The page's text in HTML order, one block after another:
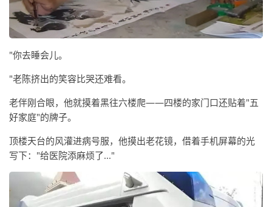
"你去睡会儿。
"老陈挤出的笑容比哭还难看。
老伴刚合眼，他就摸着黑往六楼爬——四楼的家门口还贴着"五
好家庭"的牌子。
顶楼天台的风灌进病号服，他摸出老花镜，借着手机屏幕的光
写下："给医院添麻烦了..."